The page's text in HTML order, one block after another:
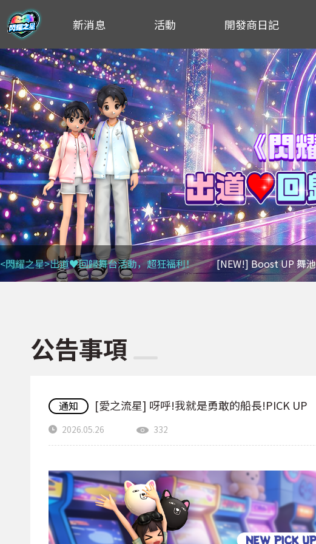
新消息 活動 開發商日記
<閃耀之星>出道♥回歸舞台活動，超狂福利！ [NEW!] Boost UP 舞
公告事項
通知 [愛之流星] 呀呼!我就是勇敢的船長!PICK UP
2026.05.26 332